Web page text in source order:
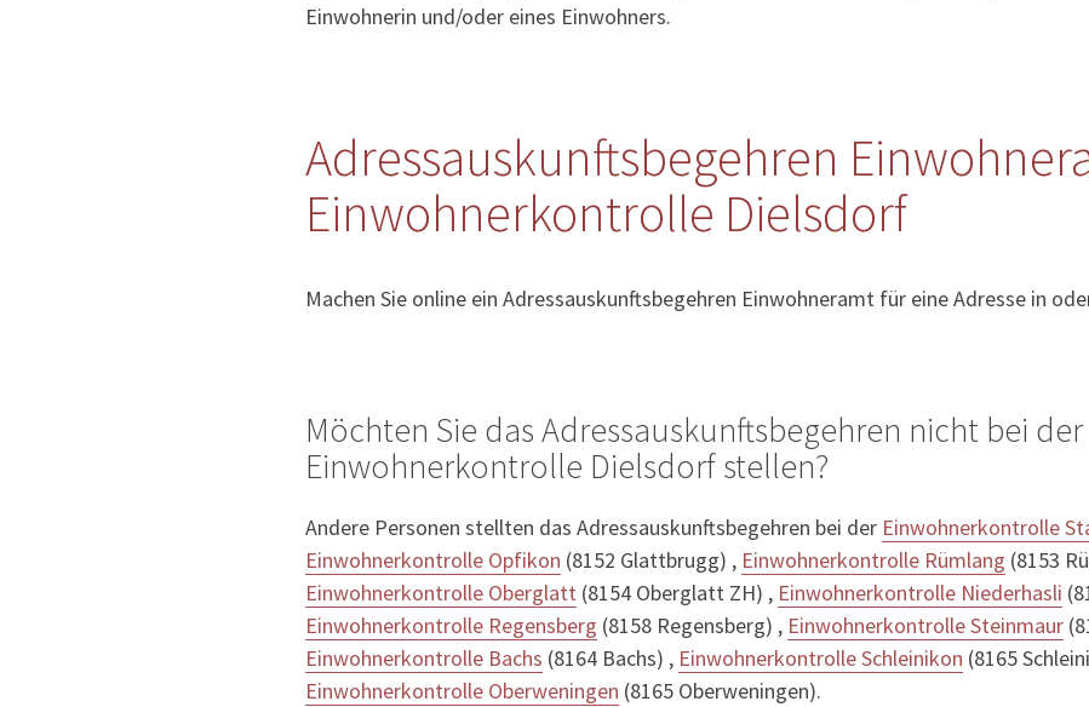
Einwohnerin und/oder eines Einwohners.
Adressauskunftsbegehren
Einwohnerkontrolle Dielsdorf
Machen Sie online ein Adressauskunftsbegehren Einwohneramt für eine Adresse in
Möchten Sie das Adressauskunftsbegehren nicht bei der
Einwohnerkontrolle Dielsdorf stellen?
Andere Personen stellten das Adressauskunftsbegehren bei der Einwohnerkontrolle
Einwohnerkontrolle Opfikon (8152 Glattbrugg) , Einwohnerkontrolle Rümlang (8153
Einwohnerkontrolle Oberglatt (8154 Oberglatt ZH) , Einwohnerkontrolle Niederhasli
Einwohnerkontrolle Regensberg (8158 Regensberg) , Einwohnerkontrolle Steinmaur
Einwohnerkontrolle Bachs (8164 Bachs) , Einwohnerkontrolle Schleinikon (8165
Einwohnerkontrolle Oberweningen (8165 Oberweningen).